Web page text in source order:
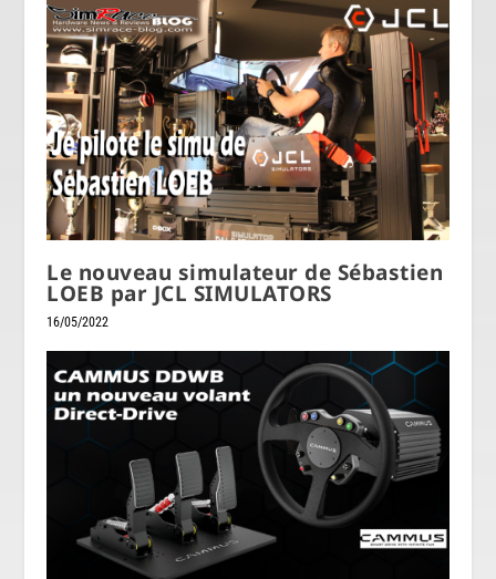
Le nouveau simulateur de Sébastien
LOEB par JCL SIMULATORS
16/05/2022